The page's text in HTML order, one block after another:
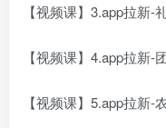
【视频课】3.app拉新-
【视频课】4.app拉新-
【视频课】5.app拉新-